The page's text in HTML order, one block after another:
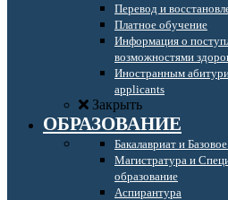
Перевод и
Платное обучение
Информация о
возможностями
Иностранным
applicants
Закрыть
ОБРАЗОВАНИЕ
Бакалавриат и
Магистратура и
образование
Аспирантура